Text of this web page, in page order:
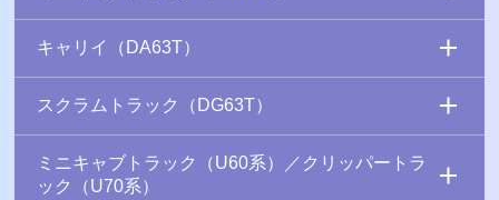
キャリイ（DA63T）
スクラムトラック（DG63T）
ミニキャブトラック（U60系）／クリッパートラ
ック（U70系）